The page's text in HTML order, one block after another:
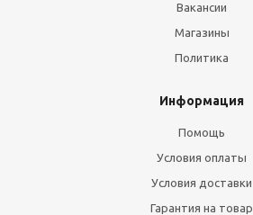
Вакансии
Магазины
Политика
Информация
Помощь
Условия оплаты
Условия доставки
Гарантия на товар